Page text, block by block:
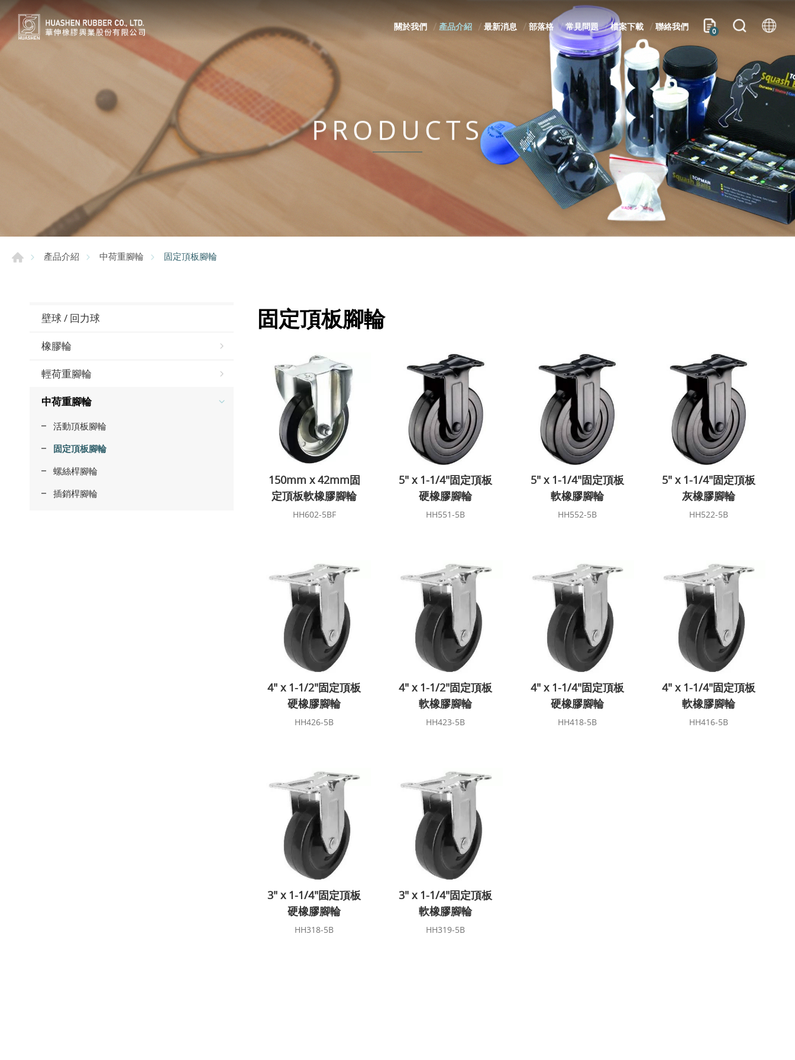
關於我們 產品介紹 最新消息 部落格 常見問題 檔案下載 聯絡我們 0
PRODUCTS
產品介紹 中荷重腳輪 固定頂板腳輪
壁球 / 回力球
橡膠輪
輕荷重腳輪
中荷重腳輪
活動頂板腳輪
固定頂板腳輪
螺絲桿腳輪
插銷桿腳輪
固定頂板腳輪
150mm x 42mm固
定頂板軟橡膠腳輪
HH602-5BF
5" x 1-1/4"固定頂板
硬橡膠腳輪
HH551-5B
5" x 1-1/4"固定頂板
軟橡膠腳輪
HH552-5B
5" x 1-1/4"固定頂板
灰橡膠腳輪
HH522-5B
4" x 1-1/2"固定頂板
硬橡膠腳輪
HH426-5B
4" x 1-1/2"固定頂板
軟橡膠腳輪
HH423-5B
4" x 1-1/4"固定頂板
硬橡膠腳輪
HH418-5B
4" x 1-1/4"固定頂板
軟橡膠腳輪
HH416-5B
3" x 1-1/4"固定頂板
硬橡膠腳輪
HH318-5B
3" x 1-1/4"固定頂板
軟橡膠腳輪
HH319-5B